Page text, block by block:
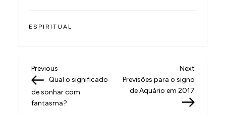
ESPIRITUAL
N
a
v
Previous
Post
Previous
Qual o significado
de sonhar com
fantasma?
Next
Post
Next
Previsões para o signo
de Aquário em 2017